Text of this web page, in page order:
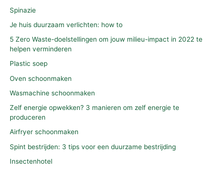
Spinazie
Je huis duurzaam verlichten: how to
5 Zero Waste-doelstellingen om jouw milieu-impact in 2022 te
helpen verminderen
Plastic soep
Oven schoonmaken
Wasmachine schoonmaken
Zelf energie opwekken? 3 manieren om zelf energie te
produceren
Airfryer schoonmaken
Spint bestrijden: 3 tips voor een duurzame bestrijding
Insectenhotel